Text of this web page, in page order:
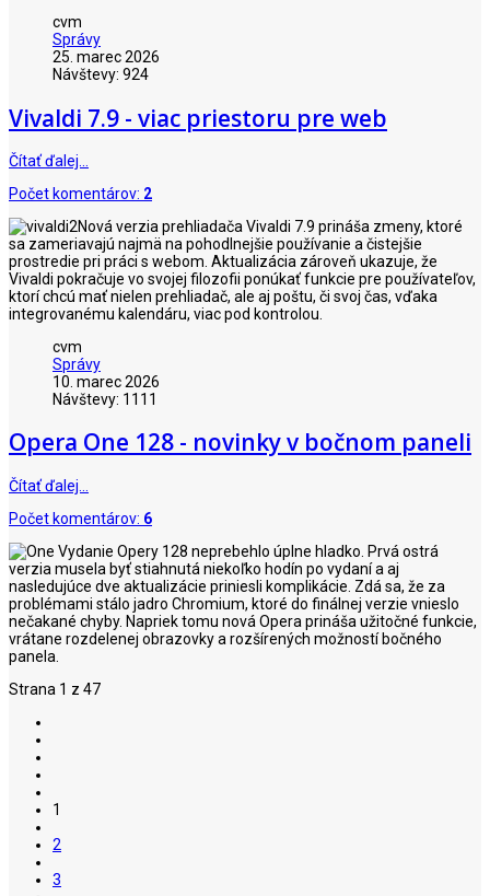
cvm
Správy
25. marec 2026
Návštevy: 924
Vivaldi 7.9 - viac priestoru pre web
Čítať ďalej…
Počet komentárov: 2
Nová verzia prehliadača Vivaldi 7.9 prináša zmeny, ktoré
sa zameriavajú najmä na pohodlnejšie používanie a čistejšie
prostredie pri práci s webom. Aktualizácia zároveň ukazuje, že
Vivaldi pokračuje vo svojej filozofii ponúkať funkcie pre používateľov,
ktorí chcú mať nielen prehliadač, ale aj poštu, či svoj čas, vďaka
integrovanému kalendáru, viac pod kontrolou.
cvm
Správy
10. marec 2026
Návštevy: 1111
Opera One 128 - novinky v bočnom paneli
Čítať ďalej…
Počet komentárov: 6
Vydanie Opery 128 neprebehlo úplne hladko. Prvá ostrá
verzia musela byť stiahnutá niekoľko hodín po vydaní a aj
nasledujúce dve aktualizácie priniesli komplikácie. Zdá sa, že za
problémami stálo jadro Chromium, ktoré do finálnej verzie vnieslo
nečakané chyby. Napriek tomu nová Opera prináša užitočné funkcie,
vrátane rozdelenej obrazovky a rozšírených možností bočného
panela.
Strana 1 z 47
1
2
3